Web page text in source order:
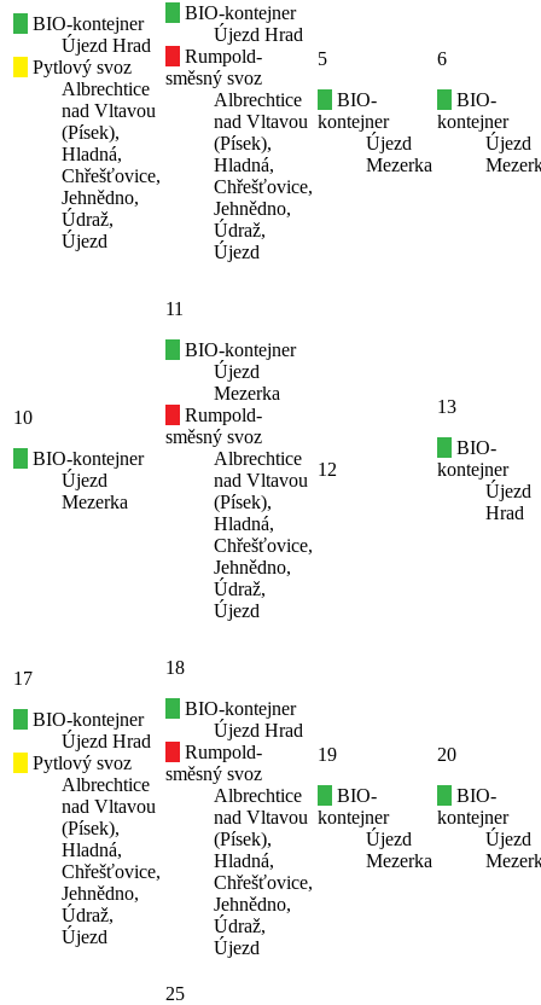
BIO-kontejner
Újezd Hrad
Pytlový svoz
Albrechtice
nad Vltavou
(Písek),
Hladná,
Chřešťovice,
Jehnědno,
Údraž,
Újezd
BIO-kontejner
Újezd Hrad
Rumpold-
směsný svoz
Albrechtice
nad Vltavou
(Písek),
Hladná,
Chřešťovice,
Jehnědno,
Údraž,
Újezd
5
BIO-
kontejner
Újezd
Mezerka
6
BIO-
kontejner
Újezd
10
BIO-kontejner
Újezd
Mezerka
11
BIO-kontejner
Újezd
Mezerka
Rumpold-
směsný svoz
Albrechtice
nad Vltavou
(Písek),
Hladná,
Chřešťovice,
Jehnědno,
Údraž,
Újezd
12
13
BIO-
kontejner
Újezd
Hrad
17
BIO-kontejner
Újezd Hrad
Pytlový svoz
Albrechtice
nad Vltavou
(Písek),
Hladná,
Chřešťovice,
Jehnědno,
Údraž,
Újezd
18
BIO-kontejner
Újezd Hrad
Rumpold-
směsný svoz
Albrechtice
nad Vltavou
(Písek),
Hladná,
Chřešťovice,
Jehnědno,
Údraž,
Újezd
19
BIO-
kontejner
Újezd
Mezerka
20
BIO-
kontejner
Újezd
25